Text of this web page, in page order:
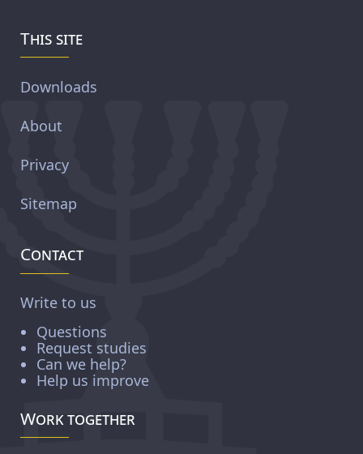
This site
Downloads
About
Privacy
Sitemap
Contact
Write to us
Questions
Request studies
Can we help?
Help us improve
Work together